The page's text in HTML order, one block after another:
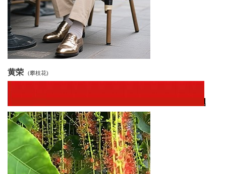
府
信
天
教
育
天
黄荣 (攀枝花)